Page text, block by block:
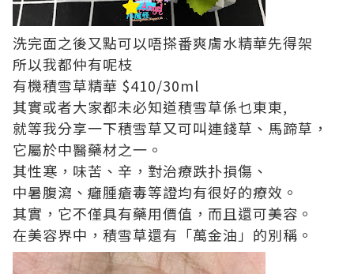
洗完面之後又點可以唔搽番爽膚水精華先得架
所以我都仲有呢枝
有機積雪草精華 $410/30ml
其實或者大家都未必知道積雪草係乜東東,
就等我分享一下積雪草又可叫連錢草、馬蹄草，
它屬於中醫藥材之一。
其性寒，味苦、辛，對治療跌扑損傷、
中暑腹瀉、癰腫瘡毒等證均有很好的療效。
其實，它不僅具有藥用價值，而且還可美容。
在美容界中，積雪草還有「萬金油」的別稱。